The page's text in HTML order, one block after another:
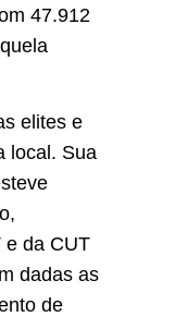
47.912
elites e
local. Sua
e da CUT
dadas as
de